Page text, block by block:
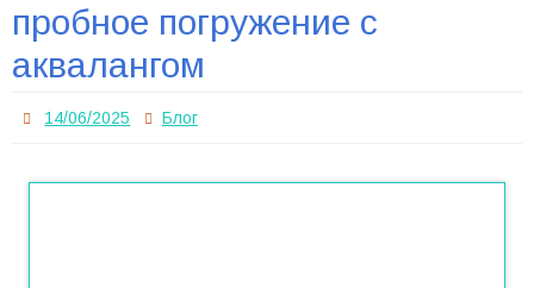
пробное погружение с
аквалангом
14/06/2025 Блог